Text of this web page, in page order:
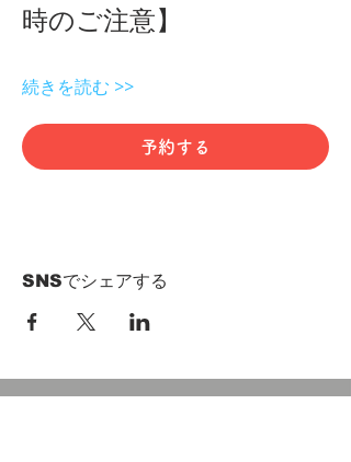
時のご注意】
続きを読む >>
予約する
SNSでシェアする